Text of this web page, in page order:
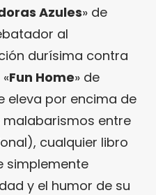
Azules» de
al
durísima contra
Fun Home» de
eleva por encima de
entre
cualquier libro
simplemente
y el humor de su